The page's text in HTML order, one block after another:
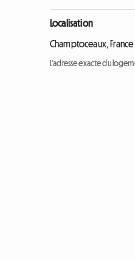
Localisation
Champtoceaux, France
L'adresse exacte du